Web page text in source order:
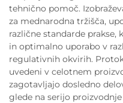
tehnično pomoč.
za mednarodna tržišča,
različne standarde prakse,
in optimalno uporabo v
regulativnih okvirih.
uvedeni v celotnem
zagotavljajo dosledno
glede na serijo